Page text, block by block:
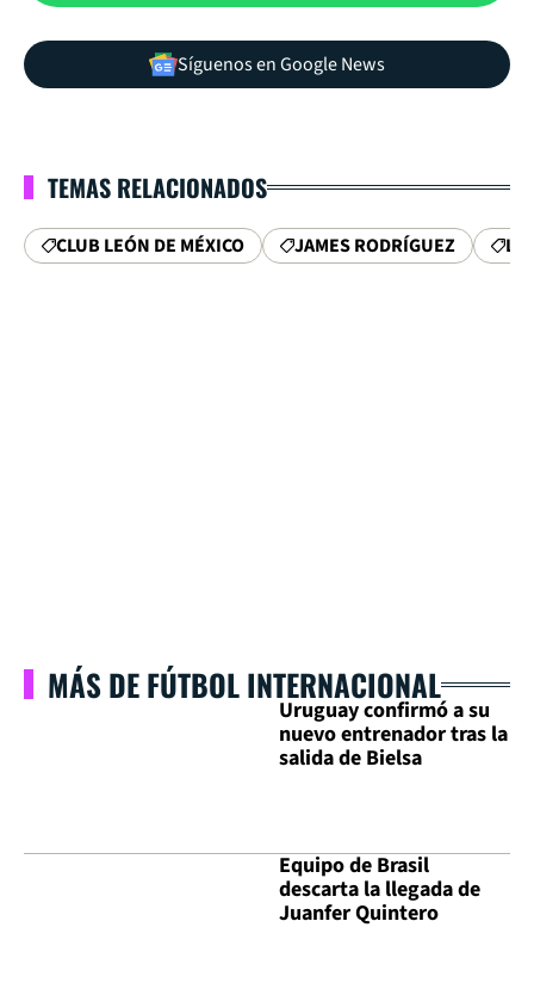
Síguenos en Google News
TEMAS RELACIONADOS
CLUB LEÓN DE MÉXICO JAMES RODRÍGUEZ
MÁS DE FÚTBOL INTERNACIONAL
Uruguay confirmó a su
nuevo entrenador tras la
salida de Bielsa
Equipo de Brasil
descarta la llegada de
Juanfer Quintero